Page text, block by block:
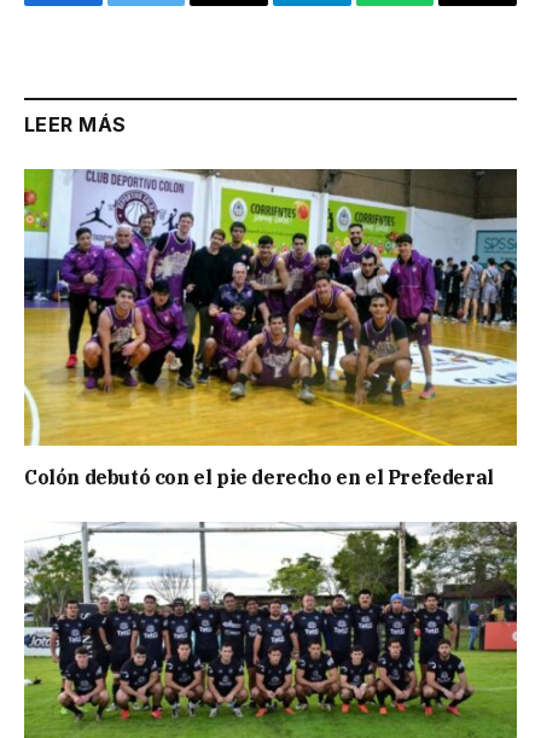
LEER MÁS
Colón debutó con el pie derecho en el Prefederal